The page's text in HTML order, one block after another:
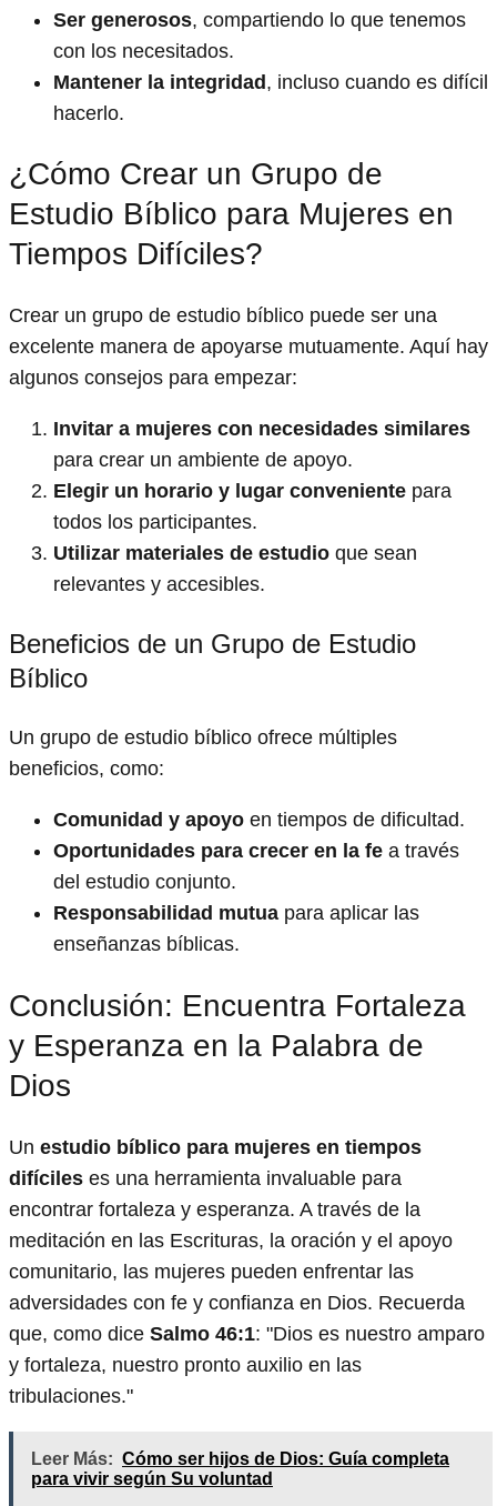
Ser generosos, compartiendo lo que tenemos
con los necesitados.
Mantener la integridad, incluso cuando es difícil
hacerlo.
¿Cómo Crear un Grupo de
Estudio Bíblico para Mujeres en
Tiempos Difíciles?
Crear un grupo de estudio bíblico puede ser una
excelente manera de apoyarse mutuamente. Aquí hay
algunos consejos para empezar:
Invitar a mujeres con necesidades similares
para crear un ambiente de apoyo.
Elegir un horario y lugar conveniente para
todos los participantes.
Utilizar materiales de estudio que sean
relevantes y accesibles.
Beneficios de un Grupo de Estudio
Bíblico
Un grupo de estudio bíblico ofrece múltiples
beneficios, como:
Comunidad y apoyo en tiempos de dificultad.
Oportunidades para crecer en la fe a través
del estudio conjunto.
Responsabilidad mutua para aplicar las
enseñanzas bíblicas.
Conclusión: Encuentra Fortaleza
y Esperanza en la Palabra de
Dios
Un estudio bíblico para mujeres en tiempos
difíciles es una herramienta invaluable para
encontrar fortaleza y esperanza. A través de la
meditación en las Escrituras, la oración y el apoyo
comunitario, las mujeres pueden enfrentar las
adversidades con fe y confianza en Dios. Recuerda
que, como dice Salmo 46:1: "Dios es nuestro amparo
y fortaleza, nuestro pronto auxilio en las
tribulaciones."
Leer Más: Cómo ser hijos de Dios: Guía completa
para vivir según Su voluntad